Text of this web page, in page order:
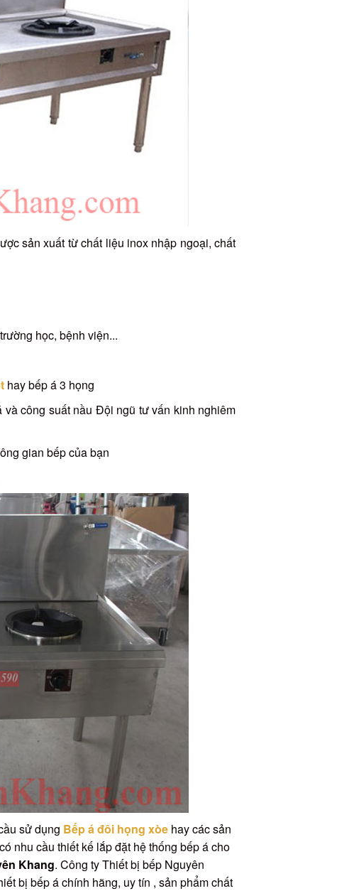
sản xuất từ chất liệu inox nhập ngoại, chất
học, bệnh viện...
hay bếp á 3 họng
công suất nầu Đội ngũ tư vấn kinh nghiêm
gian bếp của bạn
sử dụng Bếp á đôi họng xòehay các sản
nhu cầu thiết kế lắp đặt hệ thống bếp á cho
Khang. Công ty Thiết bị bếp Nguyên
bị bếp á chính hãng, uy tín , sản phẩm chất